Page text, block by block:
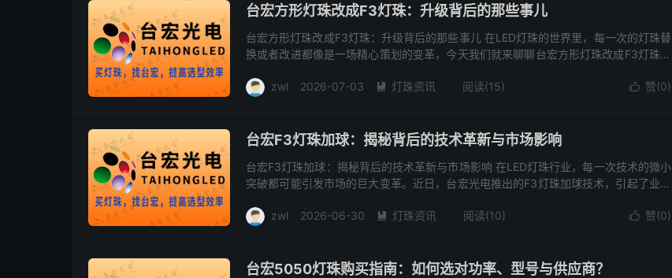
台宏方形灯珠改成F3灯珠：升级背后的那些事儿
台宏方形灯珠改成F3灯珠：升级背后的那些事儿 在LED灯珠的世界里，每一次的灯珠替
换或者改进都像是一场精心策划的变革，今天我们就来聊聊台宏方形灯珠改成F3灯珠这
灯...
 赞(0)
zwl 2026-07-03  灯珠资讯 阅读(15)
台宏F3灯珠加球：揭秘背后的技术革新与市场影响
台宏F3灯珠加球：揭秘背后的技术革新与市场影响 在LED灯珠行业，每一次技术的微小
突破都可能引发市场的巨大变革。近日，台宏光电推出的F3灯珠加球技术，引起了业界
与品...
 赞(0)
zwl 2026-06-30  灯珠资讯 阅读(10)
台宏5050灯珠购买指南：如何选对功率、型号与供应商？